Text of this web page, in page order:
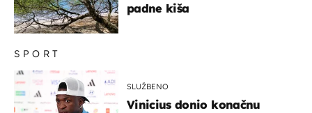
SPORT
SLUŽBENO
Vinicius donio konačnu
padne kiša